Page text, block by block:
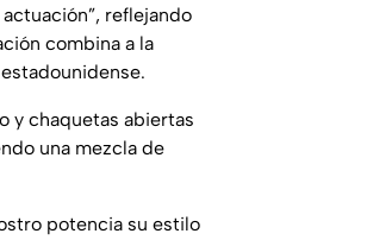
reflejando
combina a la
y chaquetas abiertas
una mezcla de
potencia su estilo